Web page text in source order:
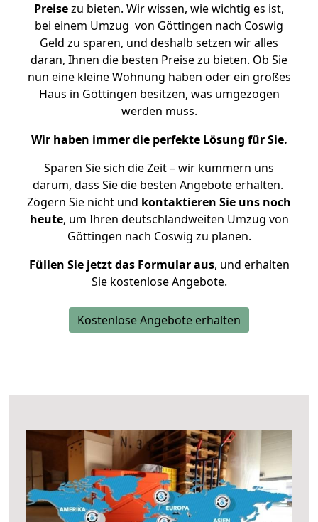
Preisezu bieten. Wir wissen, wie wichtig es ist,
bei einem Umzug von Göttingen nach Coswig
Geld zu sparen, und deshalb setzen wir alles
daran, Ihnen die besten Preise zu bieten. Ob Sie
nun eine kleine Wohnung haben oder ein großes
Haus in Göttingen besitzen, was umgezogen
werden muss.
Wir haben immer die perfekte Lösung für Sie.
Sparen Sie sich die Zeit – wir kümmern uns
darum, dass Sie die besten Angebote erhalten.
Zögern Sie nicht und kontaktieren Sie uns noch
heute, um Ihren deutschlandweiten Umzug von
Göttingen nach Coswig zu planen.
Füllen Sie jetzt das Formular aus, und erhalten
Sie kostenlose Angebote.
Kostenlose Angebote erhalten